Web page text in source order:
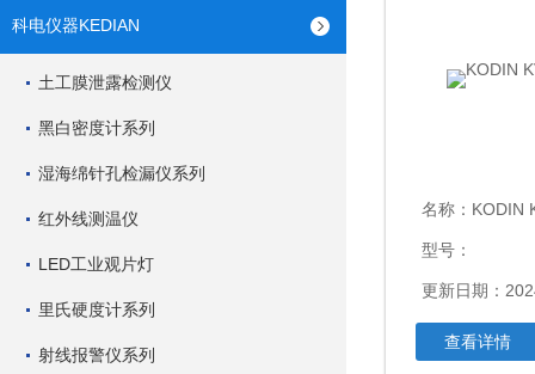
科电仪器KEDIAN
土工膜泄露检测仪
黑白密度计系列
湿海绵针孔检漏仪系列
红外线测温仪
LED工业观片灯
里氏硬度计系列
射线报警仪系列
名称： KODIN
型号：
更新日期：
查看详情